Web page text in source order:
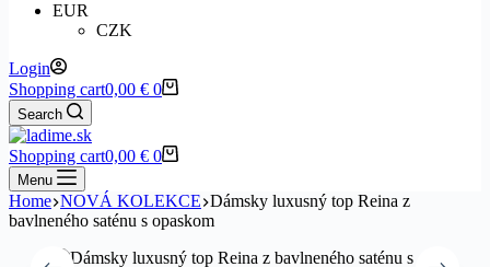
EUR
CZK
Login
Shopping cart0,00 € 0
Search
Shopping cart0,00 € 0
Menu
Home NOVÁ KOLEKCE Dámsky luxusný top Reina z
bavlneného saténu s opaskom